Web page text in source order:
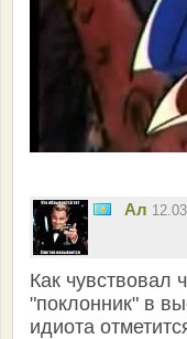
Ал
Как чувствовал
"поклонник" в
идиота